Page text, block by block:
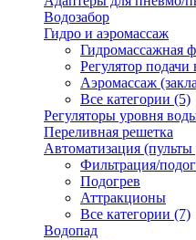
Водозабор
Гидро и аэромассаж
Гидромассажная
Регулятор подачи
Аэромассаж
Все категории (5)
Регуляторы уровня
Переливная решетка
Автоматизация
Фильтрация/
Подогрев
Аттракционы
Все категории (7)
Водопад